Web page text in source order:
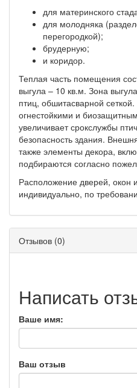
для материнского
для молодняка
перегородкой);
брудерную;
и коридор.
Теплая часть помещения
выгула – 10 кв.м. Зона
птиц, обшитасварной
огнестойкими и
увеличивает срокслужбы
безопасность здания.
также элементы декора,
подбираются согласно
Расположение дверей, окон
индивидуально, по
Отзывов (0)
Написать
Ваше имя:
Ваш отзыв